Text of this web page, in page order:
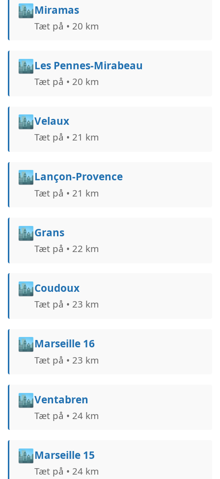
🏙️Miramas
Tæt på • 20 km
🏙️Les Pennes-Mirabeau
Tæt på • 20 km
🏙️Velaux
Tæt på • 21 km
🏙️Lançon-Provence
Tæt på • 21 km
🏙️Grans
Tæt på • 22 km
🏙️Coudoux
Tæt på • 23 km
🏙️Marseille 16
Tæt på • 23 km
🏙️Ventabren
Tæt på • 24 km
🏙️Marseille 15
Tæt på • 24 km